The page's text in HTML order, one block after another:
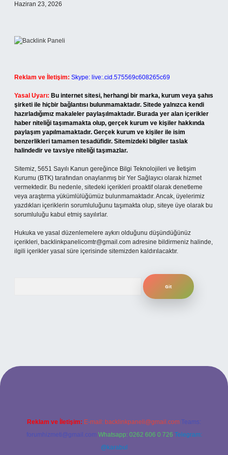
Haziran 23, 2026
Reklam ve İletişim: Skype: live:.cid.575569c608265c69
Yasal Uyarı: Bu internet sitesi, herhangi bir marka, kurum veya şahıs
şirketi ile hiçbir bağlantısı bulunmamaktadır. Sitede yalnızca kendi
hazırladığımız makaleler paylaşılmaktadır. Burada yer alan içerikler
haber niteliği taşımamakta olup, gerçek kurum ve kişiler hakkında
paylaşım yapılmamaktadır. Gerçek kurum ve kişiler ile isim
benzerlikleri tamamen tesadüfidir. Sitemizdeki bilgiler taslak
halindedir ve tavsiye niteliği taşımazlar.
Sitemiz, 5651 Sayılı Kanun gereğince Bilgi Teknolojileri ve İletişim
Kurumu (BTK) tarafından onaylanmış bir Yer Sağlayıcı olarak hizmet
vermektedir. Bu nedenle, sitedeki içerikleri proaktif olarak denetleme
veya araştırma yükümlülüğümüz bulunmamaktadır. Ancak, üyelerimiz
yazdıkları içeriklerin sorumluluğunu taşımakta olup, siteye üye olarak bu
sorumluluğu kabul etmiş sayılırlar.
Hukuka ve yasal düzenlemelere aykırı olduğunu düşündüğünüz
içerikleri, backlinkpanelicomtr@gmail.com adresine bildirmeniz halinde,
ilgili içerikler yasal süre içerisinde sitemizden kaldırılacaktır.
bahis sitesi
Reklam ve İletişim: E-mail: backlinkpaneli@gmail.com Teams:
forumhizmeti@gmail.com Whatsapp: 0262 606 0 726 Telegram:
@karabul